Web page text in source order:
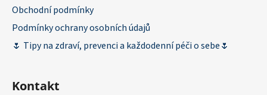
Obchodní podmínky
Podmínky ochrany osobních údajů
🌷 Tipy na zdraví, prevenci a každodenní péči o sebe🌷
Kontakt